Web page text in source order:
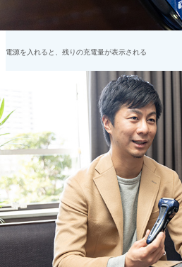
電源を入れると、残りの充電量が表示される